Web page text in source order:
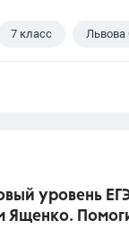
7 класс Львова
уровень